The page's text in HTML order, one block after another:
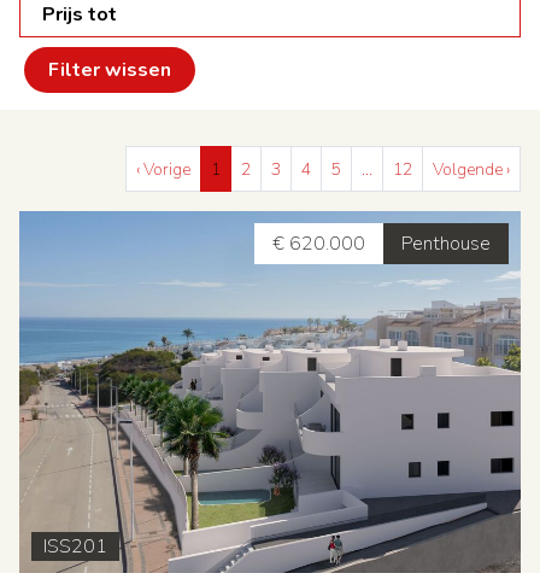
Prijs tot
Filter wissen
‹ Vorige 1 2 3 4 5 … 12 Volgende ›
Penthouse
€ 620.000
ISS201